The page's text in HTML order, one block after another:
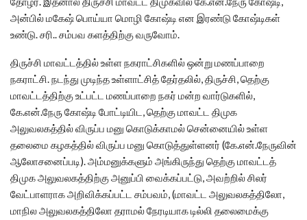
அன்பில் மகேஷ் பொய்யா மொழி கோஷ்டி என இரண்டு கோஷ்டிகள்
உண்டு. சரி.. சம்பவ களத்திற்கு வருவோம்.
திருச்சி மாவட்டத்தில் உள்ள நகராட்சிகளில் ஒன்று மணப்பாறை
நகராட்சி. நடந்து முடிந்த உள்ளாட்சித் தேர்தலில், திருச்சி, தெற்கு
மாவட்டத்திற்கு உட்பட்ட மணப்பாறை நகர் மன்ற வார்டுகளில்,
கே.என்.நேரு கோஷ்டி போட்டியிட, தெற்கு மாவட்ட திமுக
அலுவலகத்தில் விருப்ப மனு கொடுக்காமல் சென்னையில் உள்ள
தலைமை கழகத்தில் விருப்ப மனு கொடுத்துள்ளனர் (கே.என்.நேருவின்
ஆலோசனைப்படி). அம்மனுக்களும் அங்கிருந்து தெற்கு மாவட்டத்
திமுக அலுவலகத்திற்கு அனுப்பி வைக்கப்பட்டு, அவற்றில் சிலர்
வேட்பாளராக அறிவிக்கப்பட்ட சம்பவம், (மாவட்ட அலுவலகத்திலோ,
மாநில அலுவலகத்திலோ தராமல் நேரடியாக டில்லி தலைமைக்கு